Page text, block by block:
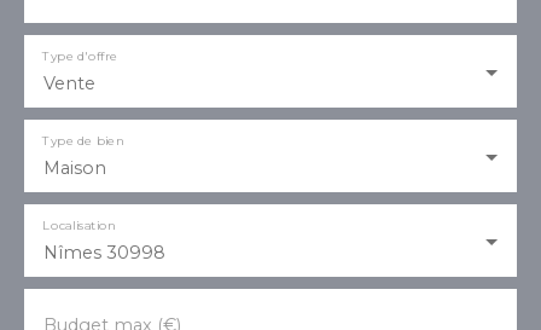
Vente
Type d'offre
Maison
Type de bien
Nîmes 30998
Localisation
Budget max (€)